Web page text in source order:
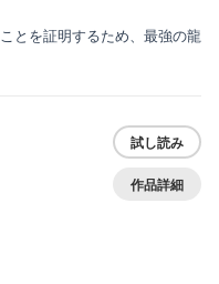
とを証明するため、最強の龍
試し読み
作品詳細